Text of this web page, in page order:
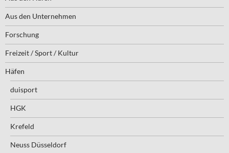
Aus den Unternehmen
Forschung
Freizeit / Sport / Kultur
Häfen
duisport
HGK
Krefeld
Neuss Düsseldorf